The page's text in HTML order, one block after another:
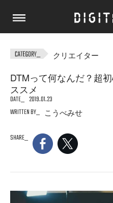
クリエイター
DTMって何なんだ？超
ススメ
DATE
2019.01.23
WRITTEN BY
こうべみせ
SHARE